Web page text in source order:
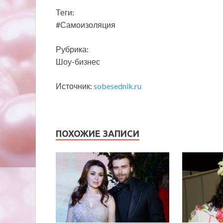
Теги:
#Самоизоляция
Рубрика:
Шоу-бизнес
Источник: sobesednik.ru
ПОХОЖИЕ ЗАПИСИ